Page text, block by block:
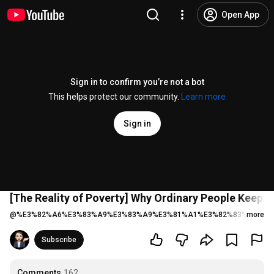
Open App
Sign in to confirm you’re not a bot
This helps protect our community.
Learn more
Sign in
[The Reality of Poverty] Why Ordinary People Keep
@ more
Subscribe